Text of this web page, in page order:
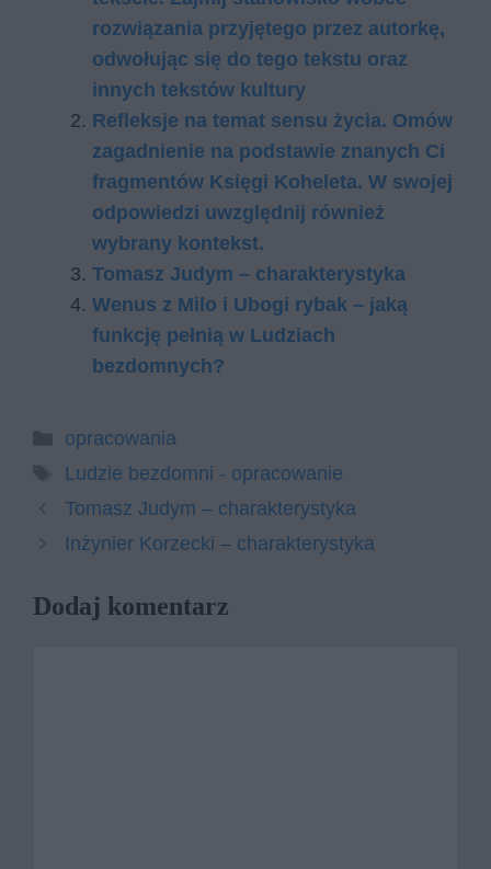
rozwiązania przyjętego przez autorkę,
odwołując się do tego tekstu oraz
innych tekstów kultury
Refleksje na temat sensu życia. Omów
zagadnienie na podstawie znanych Ci
fragmentów Księgi Koheleta. W swojej
odpowiedzi uwzględnij również
wybrany kontekst.
Tomasz Judym – charakterystyka
Wenus z Milo i Ubogi rybak – jaką
funkcję pełnią w Ludziach
bezdomnych?
Kategorie
opracowania
Tagi
Ludzie bezdomni - opracowanie
Tomasz Judym – charakterystyka
Inżynier Korzecki – charakterystyka
Dodaj komentarz